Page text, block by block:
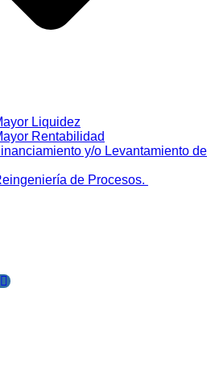
Liquidez
Rentabilidad
y/o Levantamiento de
de Procesos.